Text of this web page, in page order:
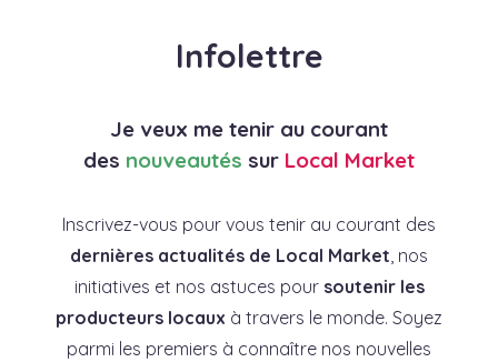
Infolettre
Je veux me tenir au courant
des nouveautés sur Local Market
Inscrivez-vous pour vous tenir au courant des
dernières actualités de Local Market, nos
initiatives et nos astuces pour soutenir les
producteurs locaux à travers le monde. Soyez
parmi les premiers à connaître nos nouvelles